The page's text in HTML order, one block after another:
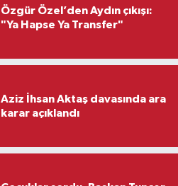
Özgür Özel’den Aydın çıkışı:
"Ya Hapse Ya Transfer"
Aziz İhsan Aktaş davasında ara
karar açıklandı